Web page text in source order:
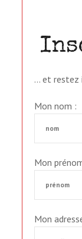
… et restez
Mon nom :
Mon
Mon